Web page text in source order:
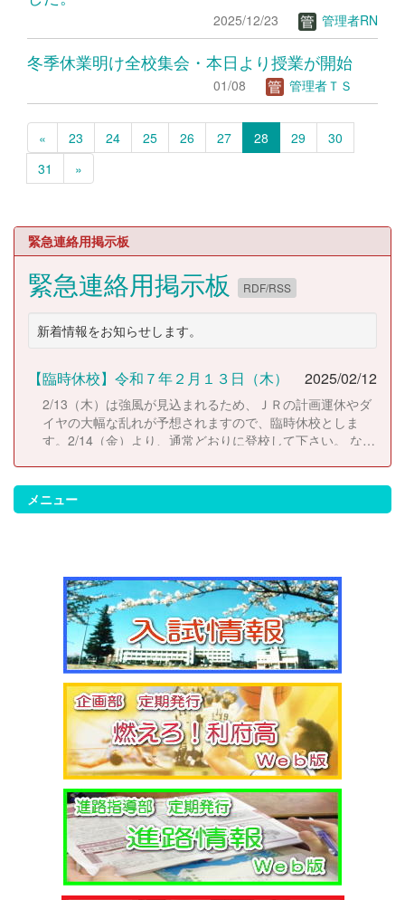
2025/12/23 管理者RN
冬季休業明け全校集会・本日より授業が開始
01/08 管理者ＴＳ
« 23 24 25 26 27 28 29
30
31
»
緊急連絡用掲示板
緊急連絡用掲示板 RDF/RSS
新着情報をお知らせします。
【臨時休校】令和７年２月１３日（木） 2025/02/12
2/13（木）は強風が見込まれるため、ＪＲの計画運休やダ
イヤの大幅な乱れが予想されますので、臨時休校としま
す。2/14（金）より、通常どおりに登校して下さい。 な
2/18（火）考査４日目
メニュー